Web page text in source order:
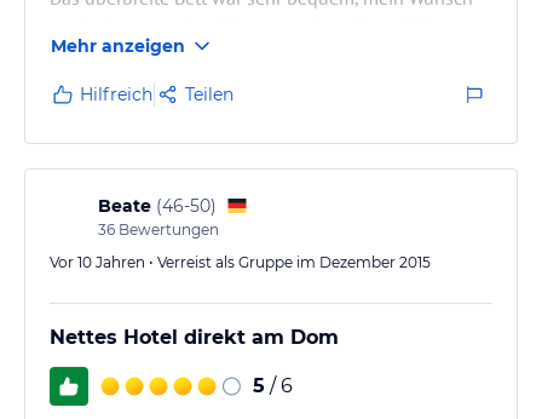
Das Frühstück war nicht spektakulär aber in Ordnung.
Das Personal habe ich sehr freundlich erlebt.
Mehr anzeigen
Hilfreich Teilen
Beate (46-50)
36 Bewertungen
Vor 10 Jahren • Verreist als Gruppe im Dezember 2015
Nettes Hotel direkt am Dom
5 / 6